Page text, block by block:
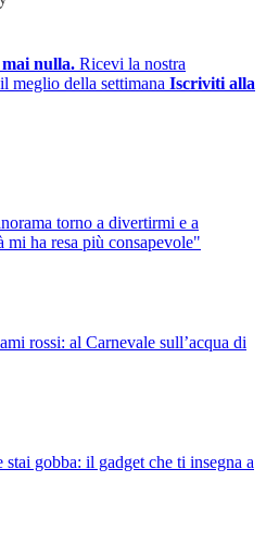
nulla. Ricevi la nostra
meglio della settimana Iscriviti alla
torno a divertirmi e a
mi ha resa più consapevole"
rossi: al Carnevale sull’acqua di
gobba: il gadget che ti insegna a